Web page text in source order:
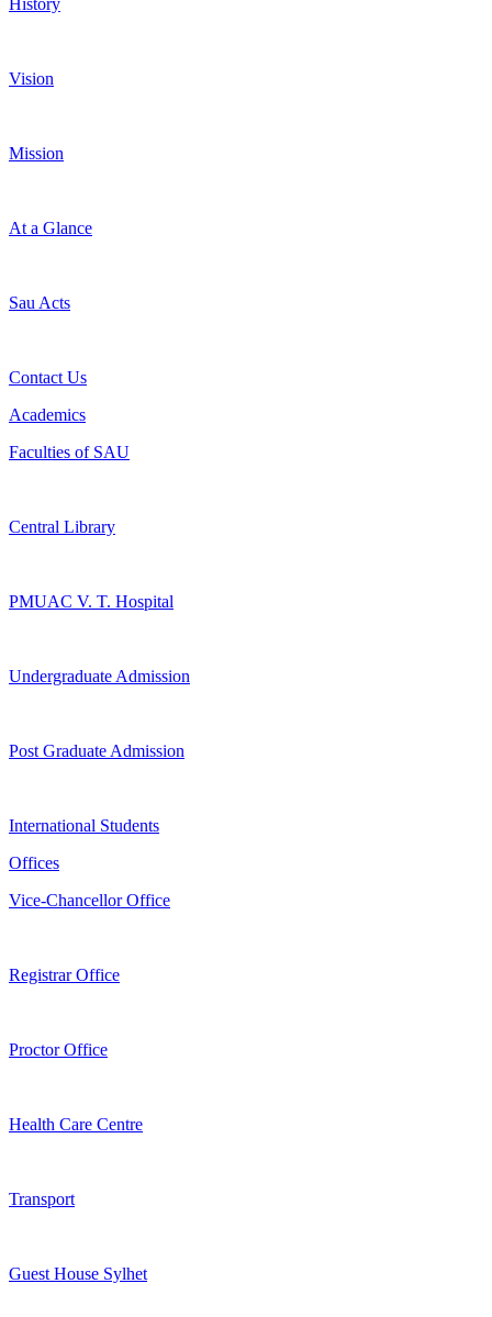
History
Vision
Mission
At a Glance
Sau Acts
Contact Us
Academics
Faculties of SAU
Central Library
PMUAC V. T. Hospital
Undergraduate Admission
Post Graduate Admission
International Students
Offices
Vice-Chancellor Office
Registrar Office
Proctor Office
Health Care Centre
Transport
Guest House Sylhet